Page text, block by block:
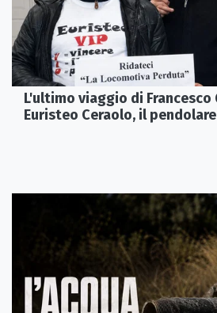
L'ultimo viaggio di
Euristeo Ceraolo, il